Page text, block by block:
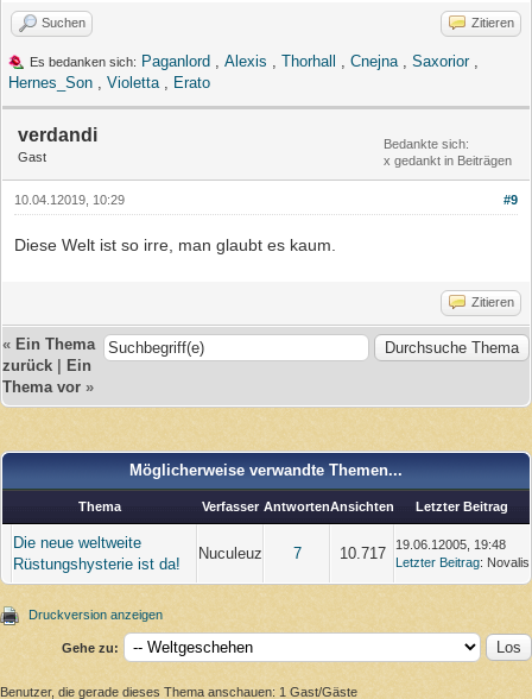
Suchen Zitieren
Es bedanken sich: Paganlord , Alexis , Thorhall , Cnejna, Saxorior,
Hernes_Son , Violetta, Erato
verdandi
Gast
Bedankte sich:
x gedankt in Beiträgen
#9
10.04.12019, 10:29
Diese Welt ist so irre, man glaubt es kaum.
Zitieren
« Ein Thema
zurück
Ein
Thema vor »
Möglicherweise verwandte Themen...
Thema Verfasser AntwortenAnsichten Letzter Beitrag
Die neue weltweite
Rüstungshysterie ist da!
Nuculeuz 7 10.717
19.06.12005, 19:48
Letzter Beitrag: Novalis
Druckversion anzeigen
Gehe zu:
Benutzer, die gerade dieses Thema anschauen: 1 Gast/Gäste